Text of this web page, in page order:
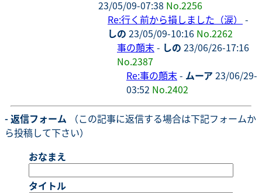
23/05/09-07:38 No.2256
Re:行く前から損しました（涙）
-
しの 23/05/09-10:16 No.2262
事の顛末- しの 23/06/26-17:16
No.2387
Re:事の顛末- ムーア 23/06/29-
03:52 No.2402
- 返信フォーム （この記事に返信する場合は下記フォームか
ら投稿して下さい）
おなまえ
タイトル